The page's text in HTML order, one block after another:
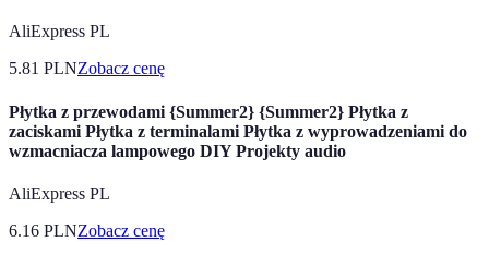
AliExpress PL
5.81 PLNZobacz cenę
Płytka z przewodami {Summer2} {Summer2} Płytka z
zaciskami Płytka z terminalami Płytka z wyprowadzeniami do
wzmacniacza lampowego DIY Projekty audio
AliExpress PL
6.16 PLNZobacz cenę